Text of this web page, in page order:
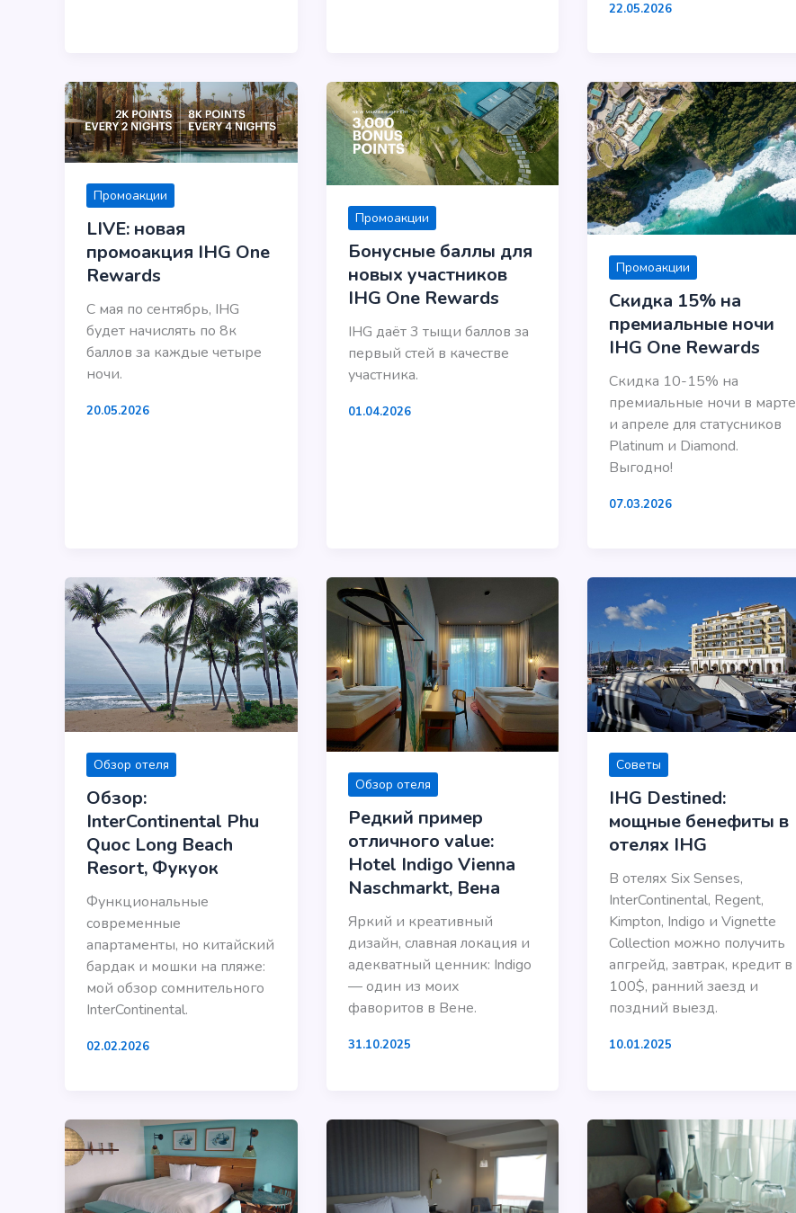
22.05.2026
Промоакции
LIVE: новая
промоакция IHG One
Rewards
С мая по сентябрь, IHG
будет начислять по 8к
баллов за каждые четыре
ночи.
20.05.2026
Промоакции
Бонусные баллы для
новых участников
IHG One Rewards
IHG даёт 3 тыщи баллов за
первый стей в качестве
участника.
01.04.2026
Промоакции
Скидка 15% на
премиальные ночи
IHG One Rewards
Скидка 10-15% на
премиальные ночи в марте
и апреле для статусников
Platinum и Diamond.
Выгодно!
07.03.2026
Обзор отеля
Обзор:
InterContinental Phu
Quoc Long Beach
Resort, Фукуок
Функциональные
современные
апартаменты, но китайский
бардак и мошки на пляже:
мой обзор сомнительного
InterContinental.
02.02.2026
Обзор отеля
Редкий пример
отличного value:
Hotel Indigo Vienna
Naschmarkt, Вена
Яркий и креативный
дизайн, славная локация и
адекватный ценник: Indigo
— один из моих
фаворитов в Вене.
31.10.2025
Советы
IHG Destined:
мощные бенефиты в
отелях IHG
В отелях Six Senses,
InterContinental, Regent,
Kimpton, Indigo и Vignette
Collection можно получить
апгрейд, завтрак, кредит в
100$, ранний заезд и
поздний выезд.
10.01.2025